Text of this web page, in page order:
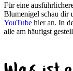
Für eine
Blumenigel schau dir
YouTube hier an. In
alle am häufigst